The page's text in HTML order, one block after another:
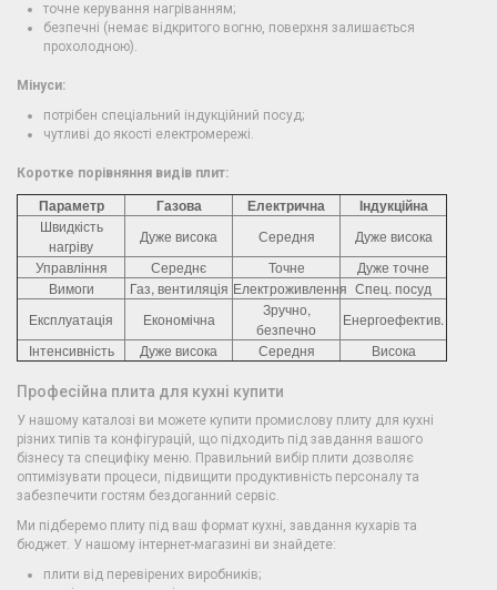
точне керування нагріванням;
безпечні (немає відкритого вогню, поверхня залишається
прохолодною).
Мінуси:
потрібен спеціальний індукційний посуд;
чутливі до якості електромережі.
Коротке порівняння видів плит:
Параметр Газова Електрична Індукційна
Швидкість
нагріву
Дуже висока Середня
Дуже висока
Управління
Середнє Точне
Дуже точне
Вимоги
Газ, вентиляція Електроживлення Спец. посуд
Експлуатація
Економічна
Зручно,
безпечно
Енергоефектив.
Інтенсивність
Дуже висока Середня Висока
Професійна плита для кухні купити
У нашому каталозі ви можете купити промислову плиту для кухні
різних типів та конфігурацій, що підходить під завдання вашого
бізнесу та специфіку меню. Правильний вибір плити дозволяє
оптимізувати процеси, підвищити продуктивність персоналу та
забезпечити гостям бездоганний сервіс.
Ми підберемо плиту під ваш формат кухні, завдання кухарів та
бюджет. У нашому інтернет-магазині ви знайдете:
плити від перевірених виробників;